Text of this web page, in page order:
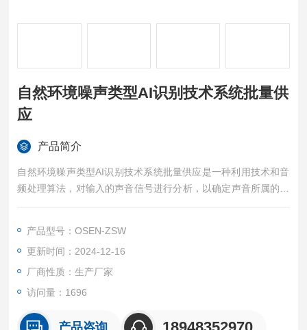
自然环境噪声类型AI识别技术系统批量供
应
产品简介
自然环境噪声类型AI识别技术系统批量供应是一种利用技术和音
频处理算法，对输入的声音信号进行分析，以确定声音所属的特
定类型的系统。
产品型号：OSEN-ZSW
更新时间：2024-12-16
厂商性质：生产厂家
访问量：1696
产品咨询